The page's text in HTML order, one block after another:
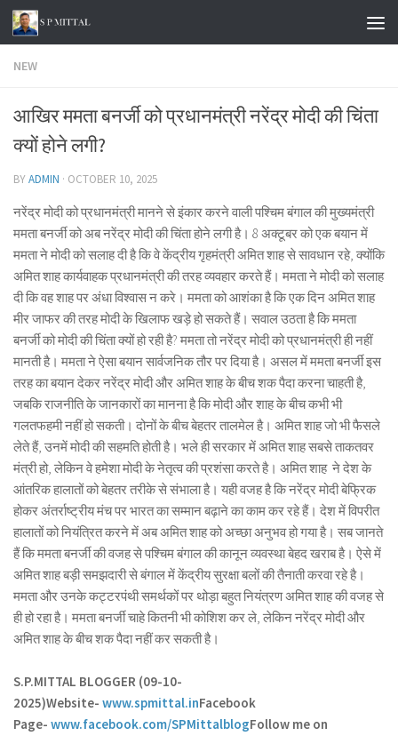
Skip to content
NEW
आखिर ममता बनर्जी को प्रधानमंत्री नरेंद्र मोदी की चिंता
क्यों होने लगी?
BYADMIN · OCTOBER 10, 2025
नरेंद्र मोदी को प्रधानमंत्री मानने से इंकार करने वाली पश्चिम बंगाल की मुख्यमंत्री
ममता बनर्जी को अब नरेंद्र मोदी की चिंता होने लगी है। 8 अक्टूबर को एक बयान में
ममता ने मोदी को सलाह दी है कि वे केंद्रीय गृहमंत्री अमित शाह से सावधान रहे, क्योंकि
अमित शाह कार्यवाहक प्रधानमंत्री की तरह व्यवहार करते हैं। ममता ने मोदी को सलाह
दी कि वह शाह पर अंधा विश्वास न करे। ममता को आशंका है कि एक दिन अमित शाह
मीर जाफर की तरह मोदी के खिलाफ खड़े हो सकते हैं। सवाल उठता है कि ममता
बनर्जी को मोदी की चिंता क्यों हो रही है? ममता तो नरेंद्र मोदी को प्रधानमंत्री ही नहीं
मानती है। ममता ने ऐसा बयान सार्वजनिक तौर पर दिया है। असल में ममता बनर्जी इस
तरह का बयान देकर नरेंद्र मोदी और अमित शाह के बीच शक पैदा करना चाहती है,
जबकि राजनीति के जानकारों का मानना है कि मोदी और शाह के बीच कभी भी
गलतफहमी नहीं हो सकती। दोनों के बीच बेहतर तालमेल है। अमित शाह जो भी फैसले
लेते हैं, उनमें मोदी की सहमति होती है। भले ही सरकार में अमित शाह सबसे ताकतवर
मंत्री हो, लेकिन वे हमेशा मोदी के नेतृत्व की प्रशंसा करते है। अमित शाह ने देश के
आंतरिक हालातों को बेहतर तरीके से संभाला है। यही वजह है कि नरेंद्र मोदी बेफ्रिक
होकर अंतर्राष्ट्रीय मंच पर भारत का सम्मान बढ़ाने का काम कर रहे हैं। देश में विपरीत
हालातों को नियंत्रित करने में अब अमित शाह को अच्छा अनुभव हो गया है। सब जानते
हैं कि ममता बनर्जी की वजह से पश्चिम बंगाल की कानून व्यवस्था बेहद खराब है। ऐसे में
अमित शाह बड़ी समझदारी से बंगाल में केंद्रीय सुरक्षा बलों की तैनाती करवा रहे है।
ममता और उनके कट्टरपंथी समर्थकों पर थोड़ा बहुत नियंत्रण अमित शाह की वजह से
ही हो रहा है। ममता बनर्जी चाहे कितनी भी कोशिश कर ले, लेकिन नरेंद्र मोदी और
अमित शाह के बीच शक पैदा नहीं कर सकती है।
S.P.MITTAL BLOGGER (09-10-
2025)Website- www.spmittal.inFacebook
Page- www.facebook.com/SPMittalblogFollow me on